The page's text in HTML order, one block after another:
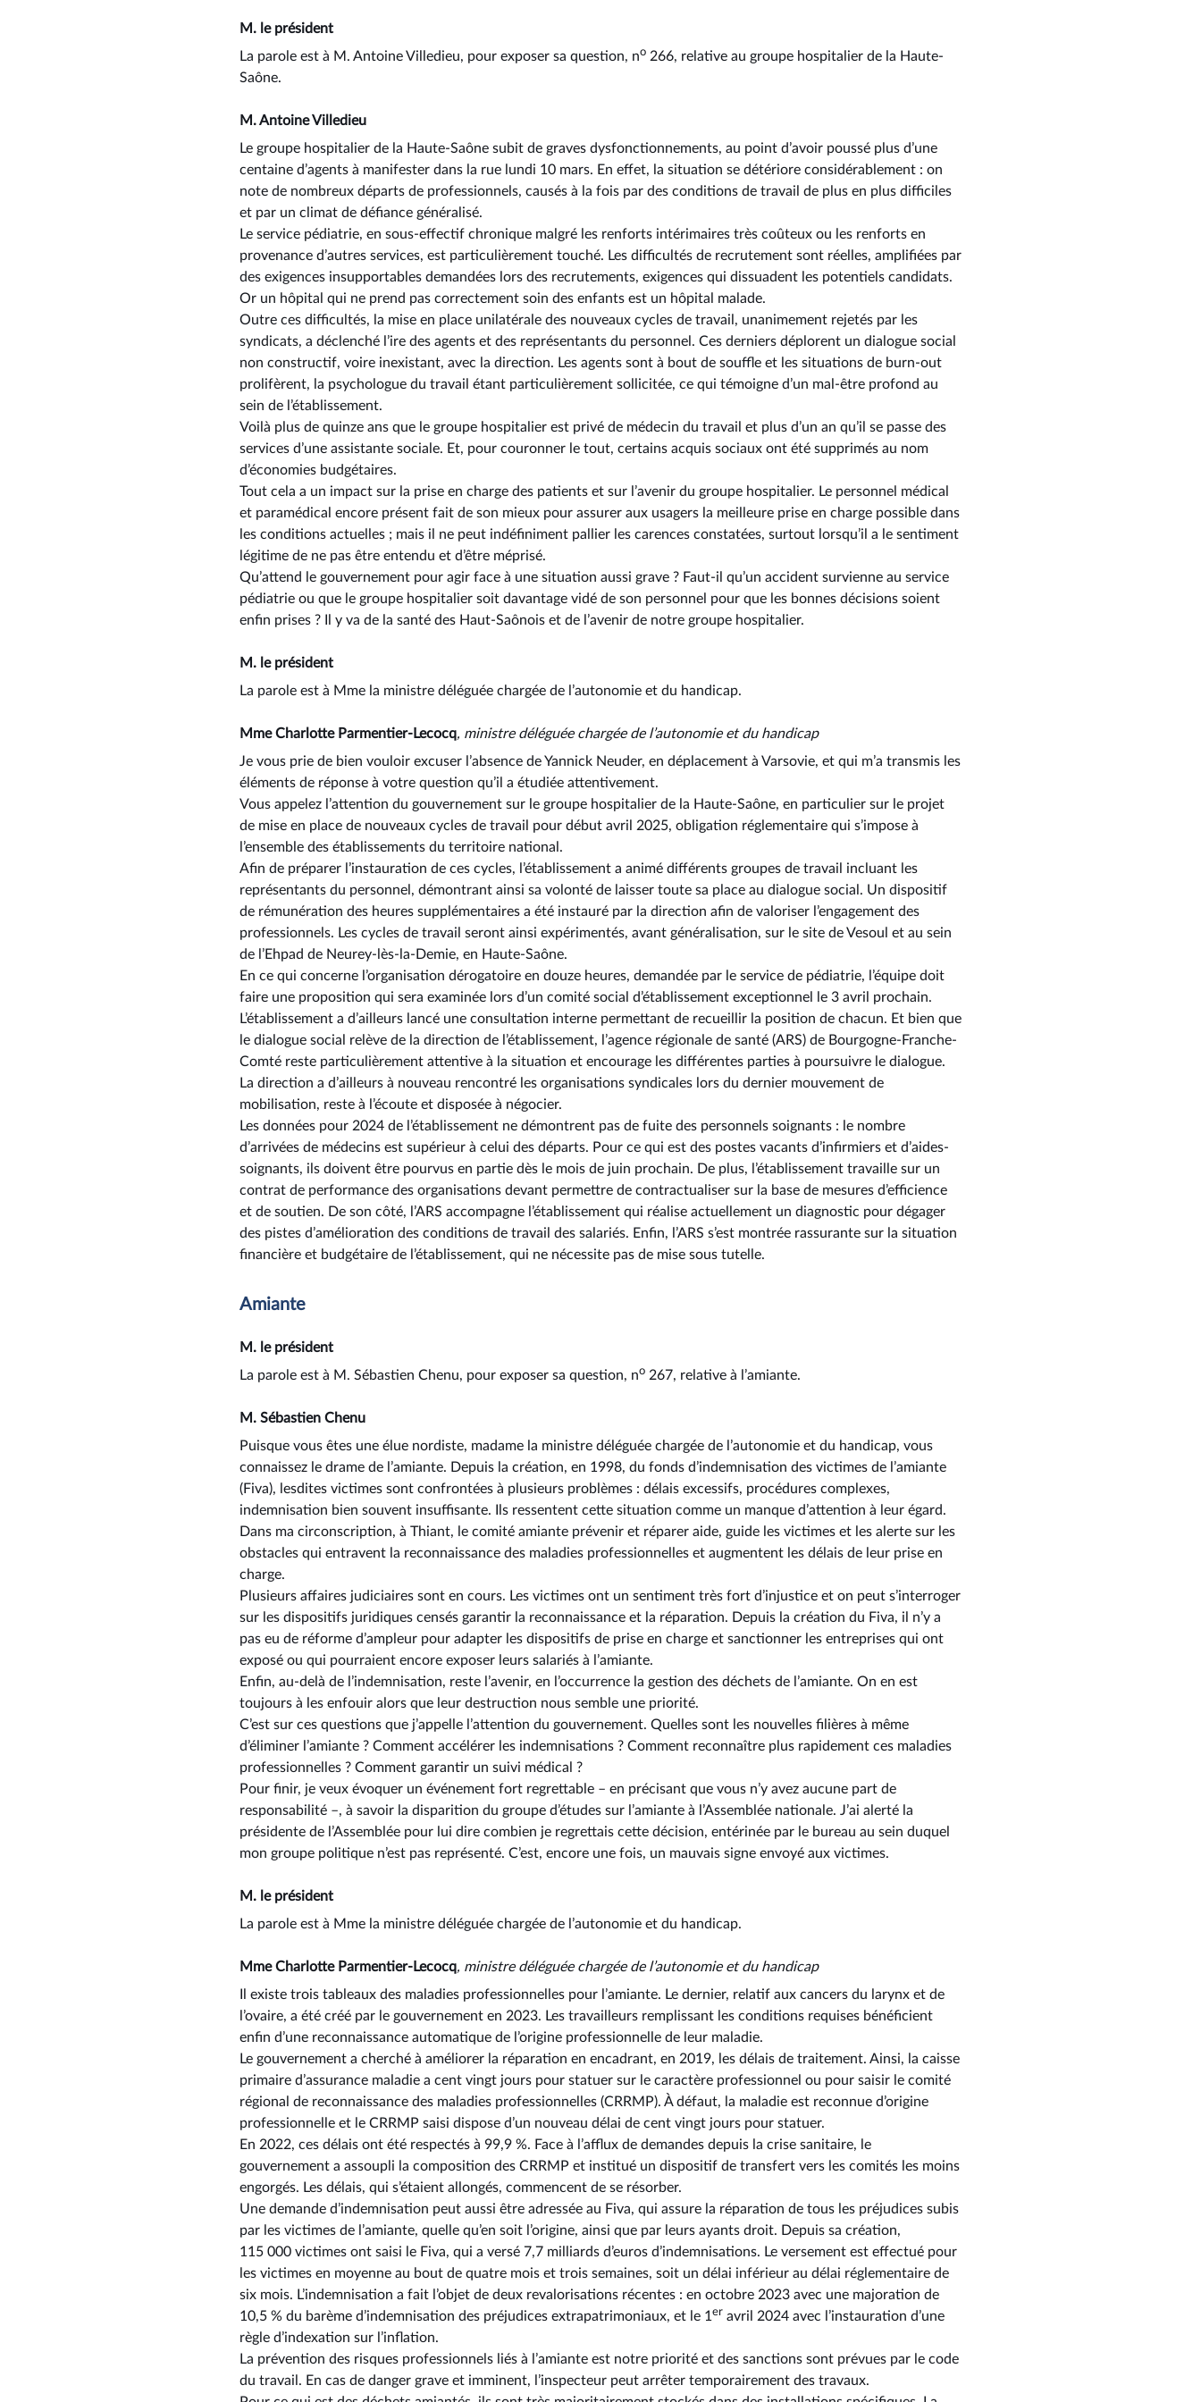
M. le président
La parole est à M. Antoine Villedieu, pour exposer sa question, no 266, relative au groupe hospitalier de la Haute-
Saône.
M. Antoine Villedieu
Le groupe hospitalier de la Haute-Saône subit de graves dysfonctionnements, au point d’avoir poussé plus d’une
centaine d’agents à manifester dans la rue lundi 10 mars. En effet, la situation se détériore considérablement : on
note de nombreux départs de professionnels, causés à la fois par des conditions de travail de plus en plus difficiles
et par un climat de défiance généralisé.
Le service pédiatrie, en sous-effectif chronique malgré les renforts intérimaires très coûteux ou les renforts en
provenance d’autres services, est particulièrement touché. Les difficultés de recrutement sont réelles, amplifiées par
des exigences insupportables demandées lors des recrutements, exigences qui dissuadent les potentiels candidats.
Or un hôpital qui ne prend pas correctement soin des enfants est un hôpital malade.
Outre ces difficultés, la mise en place unilatérale des nouveaux cycles de travail, unanimement rejetés par les
syndicats, a déclenché l’ire des agents et des représentants du personnel. Ces derniers déplorent un dialogue social
non constructif, voire inexistant, avec la direction. Les agents sont à bout de souffle et les situations de burn-out
prolifèrent, la psychologue du travail étant particulièrement sollicitée, ce qui témoigne d’un mal-être profond au
sein de l’établissement.
Voilà plus de quinze ans que le groupe hospitalier est privé de médecin du travail et plus d’un an qu’il se passe des
services d’une assistante sociale. Et, pour couronner le tout, certains acquis sociaux ont été supprimés au nom
d’économies budgétaires.
Tout cela a un impact sur la prise en charge des patients et sur l’avenir du groupe hospitalier. Le personnel médical
et paramédical encore présent fait de son mieux pour assurer aux usagers la meilleure prise en charge possible dans
les conditions actuelles ; mais il ne peut indéfiniment pallier les carences constatées, surtout lorsqu’il a le sentiment
légitime de ne pas être entendu et d’être méprisé.
Qu’attend le gouvernement pour agir face à une situation aussi grave ? Faut-il qu’un accident survienne au service
pédiatrie ou que le groupe hospitalier soit davantage vidé de son personnel pour que les bonnes décisions soient
enfin prises ? Il y va de la santé des Haut-Saônois et de l’avenir de notre groupe hospitalier.
M. le président
La parole est à Mme la ministre déléguée chargée de l’autonomie et du handicap.
Mme Charlotte Parmentier-Lecocq, ministre déléguée chargée de l’autonomie et du handicap
Je vous prie de bien vouloir excuser l’absence de Yannick Neuder, en déplacement à Varsovie, et qui m’a transmis les
éléments de réponse à votre question qu’il a étudiée attentivement.
Vous appelez l’attention du gouvernement sur le groupe hospitalier de la Haute-Saône, en particulier sur le projet
de mise en place de nouveaux cycles de travail pour début avril 2025, obligation réglementaire qui s’impose à
l’ensemble des établissements du territoire national.
Afin de préparer l’instauration de ces cycles, l’établissement a animé différents groupes de travail incluant les
représentants du personnel, démontrant ainsi sa volonté de laisser toute sa place au dialogue social. Un dispositif
de rémunération des heures supplémentaires a été instauré par la direction afin de valoriser l’engagement des
professionnels. Les cycles de travail seront ainsi expérimentés, avant généralisation, sur le site de Vesoul et au sein
de l’Ehpad de Neurey-lès-la-Demie, en Haute-Saône.
En ce qui concerne l’organisation dérogatoire en douze heures, demandée par le service de pédiatrie, l’équipe doit
faire une proposition qui sera examinée lors d’un comité social d’établissement exceptionnel le 3 avril prochain.
L’établissement a d’ailleurs lancé une consultation interne permettant de recueillir la position de chacun. Et bien que
le dialogue social relève de la direction de l’établissement, l’agence régionale de santé (ARS) de Bourgogne-Franche-
Comté reste particulièrement attentive à la situation et encourage les différentes parties à poursuivre le dialogue.
La direction a d’ailleurs à nouveau rencontré les organisations syndicales lors du dernier mouvement de
mobilisation, reste à l’écoute et disposée à négocier.
Les données pour 2024 de l’établissement ne démontrent pas de fuite des personnels soignants : le nombre
d’arrivées de médecins est supérieur à celui des départs. Pour ce qui est des postes vacants d’infirmiers et d’aides-
soignants, ils doivent être pourvus en partie dès le mois de juin prochain. De plus, l’établissement travaille sur un
contrat de performance des organisations devant permettre de contractualiser sur la base de mesures d’efficience
et de soutien. De son côté, l’ARS accompagne l’établissement qui réalise actuellement un diagnostic pour dégager
des pistes d’amélioration des conditions de travail des salariés. Enfin, l’ARS s’est montrée rassurante sur la situation
financière et budgétaire de l’établissement, qui ne nécessite pas de mise sous tutelle.
Amiante
M. le président
La parole est à M. Sébastien Chenu, pour exposer sa question, no 267, relative à l’amiante.
M. Sébastien Chenu
Puisque vous êtes une élue nordiste, madame la ministre déléguée chargée de l’autonomie et du handicap, vous
connaissez le drame de l’amiante. Depuis la création, en 1998, du fonds d’indemnisation des victimes de l’amiante
(Fiva), lesdites victimes sont confrontées à plusieurs problèmes : délais excessifs, procédures complexes,
indemnisation bien souvent insuffisante. Ils ressentent cette situation comme un manque d’attention à leur égard.
Dans ma circonscription, à Thiant, le comité amiante prévenir et réparer aide, guide les victimes et les alerte sur les
obstacles qui entravent la reconnaissance des maladies professionnelles et augmentent les délais de leur prise en
charge.
Plusieurs affaires judiciaires sont en cours. Les victimes ont un sentiment très fort d’injustice et on peut s’interroger
sur les dispositifs juridiques censés garantir la reconnaissance et la réparation. Depuis la création du Fiva, il n’y a
pas eu de réforme d’ampleur pour adapter les dispositifs de prise en charge et sanctionner les entreprises qui ont
exposé ou qui pourraient encore exposer leurs salariés à l’amiante.
Enfin, au-delà de l’indemnisation, reste l’avenir, en l’occurrence la gestion des déchets de l’amiante. On en est
toujours à les enfouir alors que leur destruction nous semble une priorité.
C’est sur ces questions que j’appelle l’attention du gouvernement. Quelles sont les nouvelles filières à même
d’éliminer l’amiante ? Comment accélérer les indemnisations ? Comment reconnaître plus rapidement ces maladies
professionnelles ? Comment garantir un suivi médical ?
Pour finir, je veux évoquer un événement fort regrettable –⁠ en précisant que vous n’y avez aucune part de
responsabilité –, à savoir la disparition du groupe d’études sur l’amiante à l’Assemblée nationale. J’ai alerté la
présidente de l’Assemblée pour lui dire combien je regrettais cette décision, entérinée par le bureau au sein duquel
mon groupe politique n’est pas représenté. C’est, encore une fois, un mauvais signe envoyé aux victimes.
M. le président
La parole est à Mme la ministre déléguée chargée de l’autonomie et du handicap.
Mme Charlotte Parmentier-Lecocq, ministre déléguée chargée de l’autonomie et du handicap
Il existe trois tableaux des maladies professionnelles pour l’amiante. Le dernier, relatif aux cancers du larynx et de
l’ovaire, a été créé par le gouvernement en 2023. Les travailleurs remplissant les conditions requises bénéficient
enfin d’une reconnaissance automatique de l’origine professionnelle de leur maladie.
Le gouvernement a cherché à améliorer la réparation en encadrant, en 2019, les délais de traitement. Ainsi, la caisse
primaire d’assurance maladie a cent vingt jours pour statuer sur le caractère professionnel ou pour saisir le comité
régional de reconnaissance des maladies professionnelles (CRRMP). À défaut, la maladie est reconnue d’origine
professionnelle et le CRRMP saisi dispose d’un nouveau délai de cent vingt jours pour statuer.
En 2022, ces délais ont été respectés à 99,9 %. Face à l’afflux de demandes depuis la crise sanitaire, le
gouvernement a assoupli la composition des CRRMP et institué un dispositif de transfert vers les comités les moins
engorgés. Les délais, qui s’étaient allongés, commencent de se résorber.
Une demande d’indemnisation peut aussi être adressée au Fiva, qui assure la réparation de tous les préjudices subis
par les victimes de l’amiante, quelle qu’en soit l’origine, ainsi que par leurs ayants droit. Depuis sa création,
115 000 victimes ont saisi le Fiva, qui a versé 7,7 milliards d’euros d’indemnisations. Le versement est effectué pour
les victimes en moyenne au bout de quatre mois et trois semaines, soit un délai inférieur au délai réglementaire de
six mois. L’indemnisation a fait l’objet de deux revalorisations récentes : en octobre 2023 avec une majoration de
10,5 % du barème d’indemnisation des préjudices extrapatrimoniaux, et le 1 er avril 2024 avec l’instauration d’une
règle d’indexation sur l’inflation.
La prévention des risques professionnels liés à l’amiante est notre priorité et des sanctions sont prévues par le code
du travail. En cas de danger grave et imminent, l’inspecteur peut arrêter temporairement des travaux.